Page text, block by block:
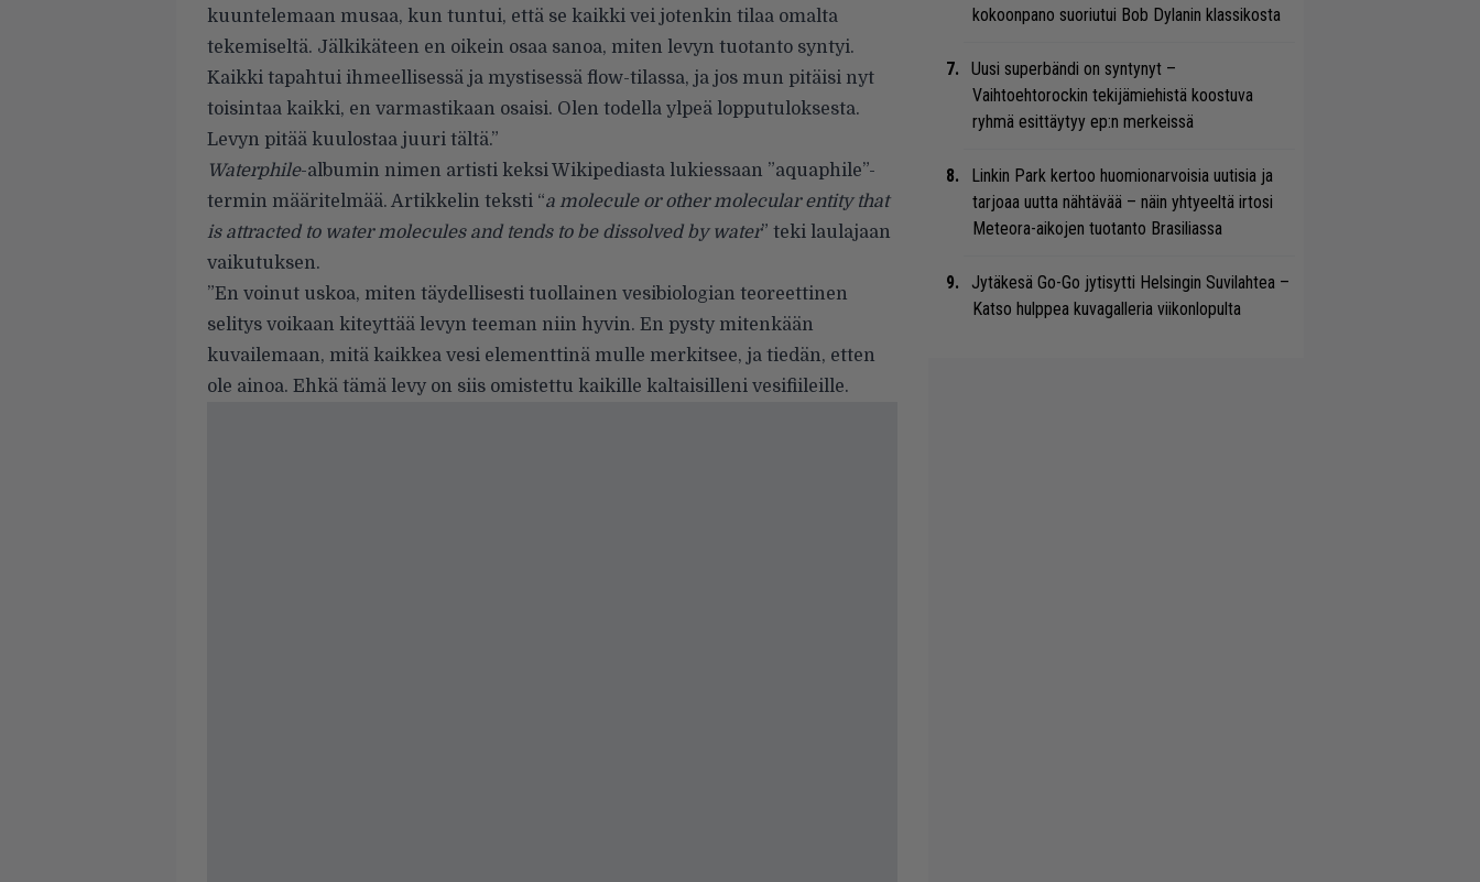
kuuntelemaan musaa, kun tuntui, että se kaikki vei jotenkin tilaa omalta
tekemiseltä. Jälkikäteen en oikein osaa sanoa, miten levyn tuotanto syntyi.
Kaikki tapahtui ihmeellisessä ja mystisessä flow-tilassa, ja jos mun pitäisi nyt
toisintaa kaikki, en varmastikaan osaisi. Olen todella ylpeä lopputuloksesta.
Levyn pitää kuulostaa juuri tältä.”
Waterphile-albumin nimen artisti keksi Wikipediasta lukiessaan ”aquaphile”-
termin määritelmää. Artikkelin teksti “a molecule or other molecular entity that
is attracted to water molecules and tends to be dissolved by water” teki laulajaan
vaikutuksen.
”En voinut uskoa, miten täydellisesti tuollainen vesibiologian teoreettinen
selitys voikaan kiteyttää levyn teeman niin hyvin. En pysty mitenkään
kuvailemaan, mitä kaikkea vesi elementtinä mulle merkitsee, ja tiedän, etten
ole ainoa. Ehkä tämä levy on siis omistettu kaikille kaltaisilleni vesifiileille.
kokoonpano suoriutui Bob Dylanin klassikosta
Uusi superbändi on syntynyt –
Vaihtoehtorockin tekijämiehistä koostuva
ryhmä esittäytyy ep:n merkeissä
Linkin Park kertoo huomionarvoisia uutisia ja
tarjoaa uutta nähtävää – näin yhtyeeltä irtosi
Meteora-aikojen tuotanto Brasiliassa
Jytäkesä Go-Go jytisytti Helsingin Suvilahtea –
Katso hulppea kuvagalleria viikonlopulta